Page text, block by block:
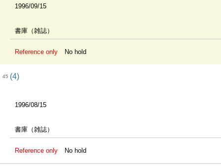
1996/09/15
書庫（雑誌）
Reference only No hold
45 (4)
1996/08/15
書庫（雑誌）
Reference only No hold